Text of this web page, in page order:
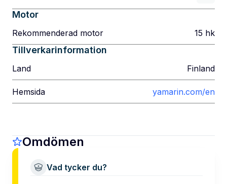
Motor
Rekommenderad motor 15 hk
Tillverkarinformation
Land Finland
Hemsida yamarin.com/en
Omdömen
Vad tycker du?